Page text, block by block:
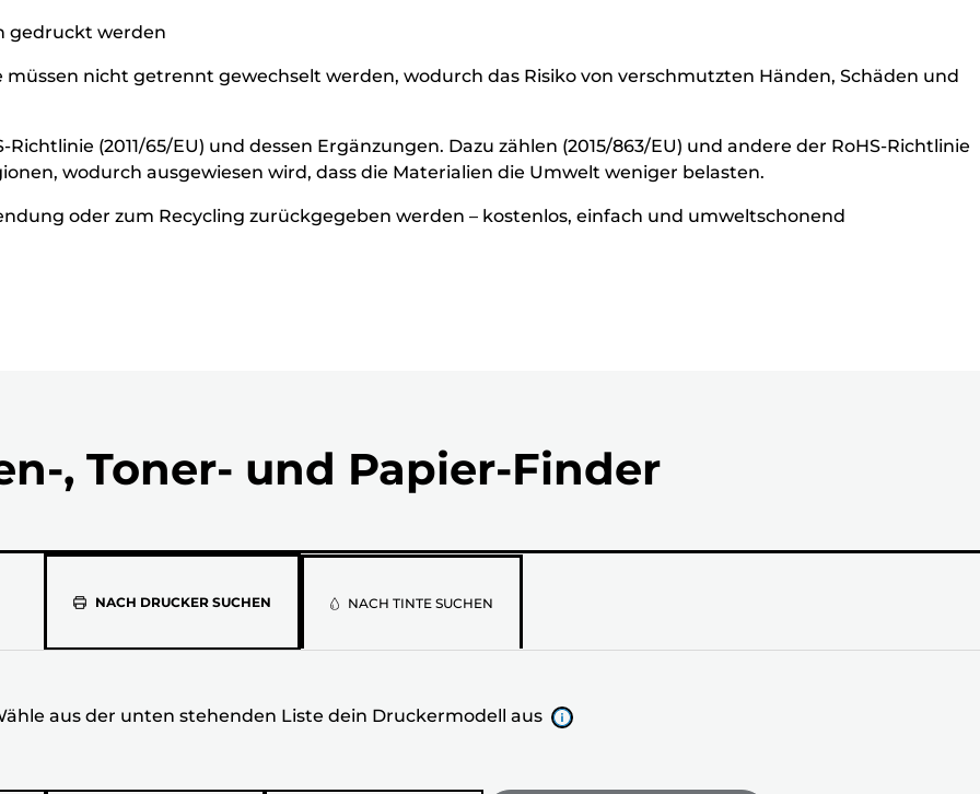
gedruckt werden
nicht getrennt gewechselt werden, wodurch das Risiko von verschmutzten Händen, Schäden und
(2011/65/EU) und dessen Ergänzungen. Dazu zählen (2015/863/EU) und andere der RoHS-Richtlinie
wodurch ausgewiesen wird, dass die Materialien die Umwelt weniger belasten.
oder zum Recycling zurückgegeben werden – kostenlos, einfach und umweltschonend
, Toner- und Papier-Finder
NACH DRUCKER SUCHEN
Wähle
aus
der
stehenden
NACH TINTE SUCHEN
aus der unten stehenden Liste dein Druckermodell aus